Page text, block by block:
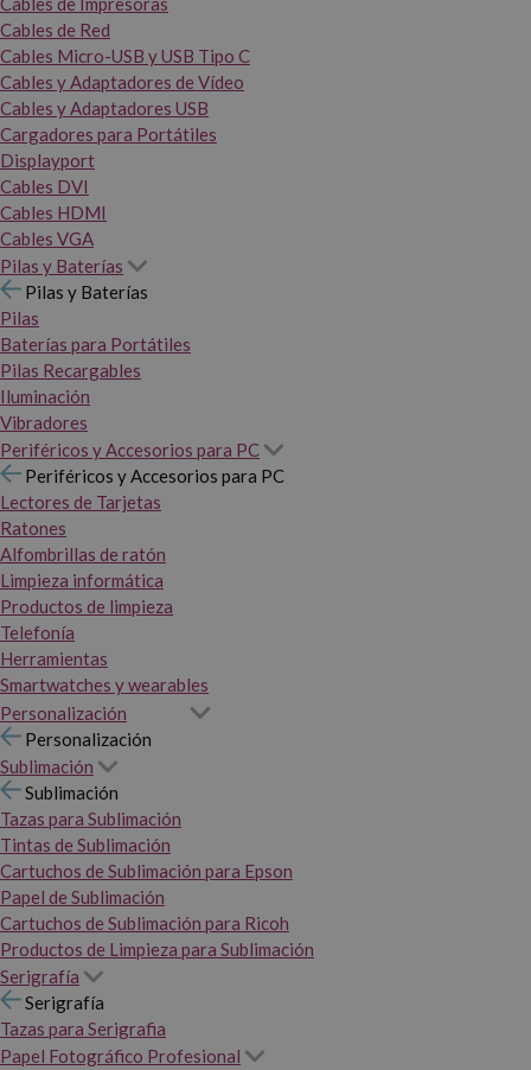
Cables de Red
Cables Micro-USB y USB Tipo C
Cables y Adaptadores de Vídeo
Cables y Adaptadores USB
Cargadores para Portátiles
Displayport
Cables DVI
Cables HDMI
Cables VGA
Pilas y Baterías
Pilas y Baterías
Pilas
Baterías para Portátiles
Pilas Recargables
Iluminación
Vibradores
Periféricos y Accesorios para PC
Periféricos y Accesorios para PC
Lectores de Tarjetas
Ratones
Alfombrillas de ratón
Limpieza informática
Productos de limpieza
Telefonía
Herramientas
Smartwatches y wearables
Personalización
Personalización
Sublimación
Sublimación
Tazas para Sublimación
Tintas de Sublimación
Cartuchos de Sublimación para Epson
Papel de Sublimación
Cartuchos de Sublimación para Ricoh
Productos de Limpieza para Sublimación
Serigrafía
Serigrafía
Tazas para Serigrafia
Papel Fotográfico Profesional